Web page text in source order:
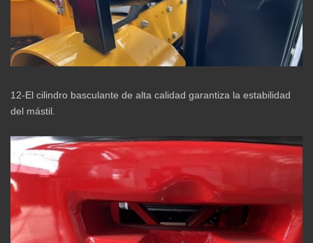
12-El cilindro basculante de alta calidad garantiza la estabilidad
del mástil.